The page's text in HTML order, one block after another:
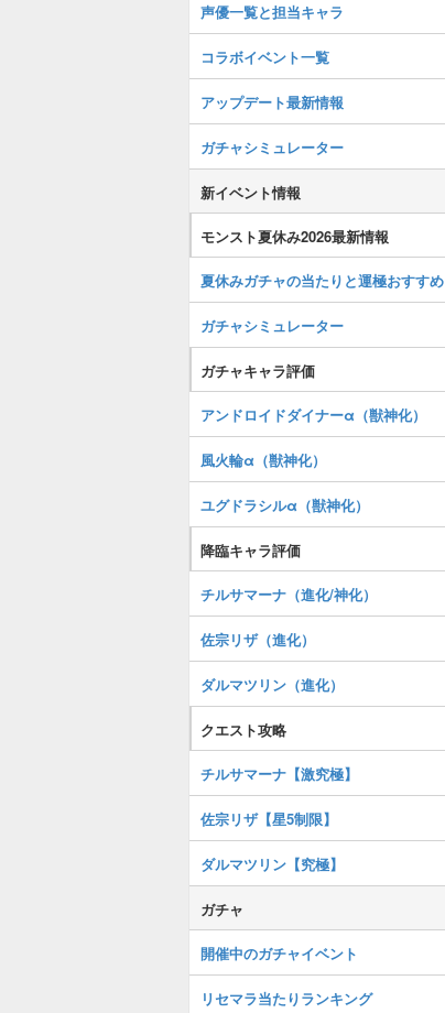
声優一覧と担当キャラ
コラボイベント一覧
アップデート最新情報
ガチャシミュレーター
新イベント情報
モンスト夏休み2026最新情報
夏休みガチャの当たりと運極おすすめ
ガチャシミュレーター
ガチャキャラ評価
アンドロイドダイナーα（獣神化）
風火輪α（獣神化）
ユグドラシルα（獣神化）
降臨キャラ評価
チルサマーナ（進化/神化）
佐宗リザ（進化）
ダルマツリン（進化）
クエスト攻略
チルサマーナ【激究極】
佐宗リザ【星5制限】
ダルマツリン【究極】
ガチャ
開催中のガチャイベント
リセマラ当たりランキング